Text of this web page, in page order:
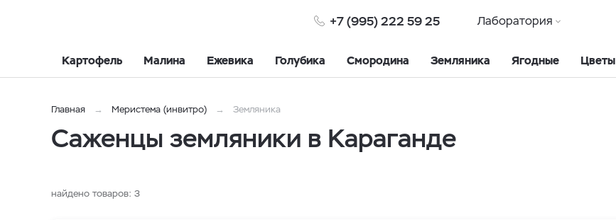
+7 (995) 222 59 25 Лаборатория
Картофель Малина Ежевика Голубика Смородина Земляника Ягодные Цветы
Главная Меристема (инвитро) Земляника
Саженцы земляники в Караганде
найдено товаров: 3